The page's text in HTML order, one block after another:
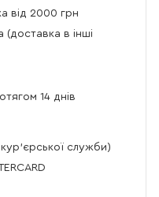
від 2000 грн
(доставка в інші
14 днів
кур'єрської служби)